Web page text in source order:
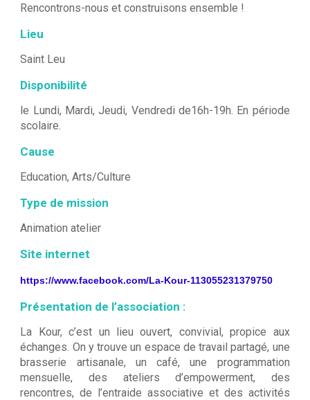
Rencontrons-nous et construisons ensemble !
Lieu
Saint Leu
Disponibilité
le Lundi, Mardi, Jeudi, Vendredi de16h-19h. En période
scolaire.
Cause
Education, Arts/Culture
Type de mission
Animation atelier
Site internet
https://www.facebook.com/La-Kour-113055231379750
Présentation de l’association :
La Kour, c’est un lieu ouvert, convivial, propice aux
échanges. On y trouve un espace de travail partagé, une
brasserie artisanale, un café, une programmation
mensuelle, des ateliers d’empowerment, des
rencontres, de l’entraide associative et des activités